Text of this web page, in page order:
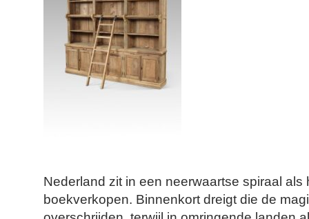
Nederland zit in een neerwaartse spiraal als
boekverkopen. Binnenkort dreigt die de